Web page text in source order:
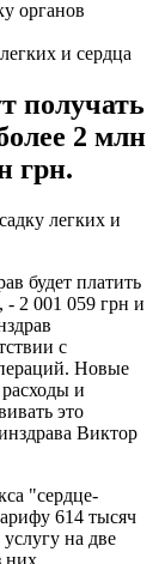
и сердца
получать
2 млн
грн.
легких и
будет платить
2 001 059 грн и
с
Новые
и
это
Виктор
"сердце-
614 тысяч
на две
них.